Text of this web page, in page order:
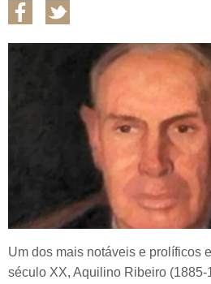
Um dos mais notáveis e prolíficos
século XX, Aquilino Ribeiro (1885-